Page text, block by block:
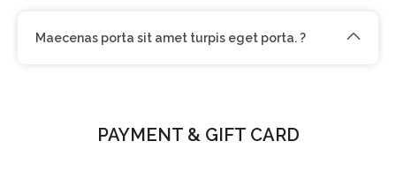
Maecenas porta sit amet turpis eget porta. ?
PAYMENT & GIFT CARD